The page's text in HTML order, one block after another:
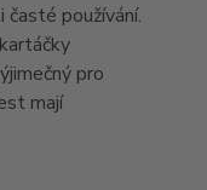
používání.
pro
mají